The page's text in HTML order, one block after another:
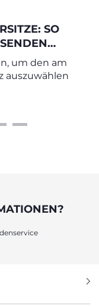
SO
um den am
auszuwählen